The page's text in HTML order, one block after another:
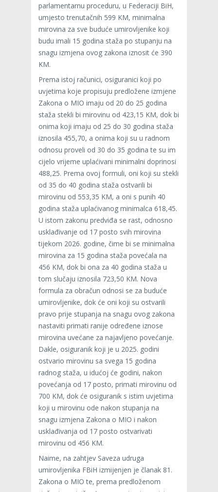
parlamentarnu proceduru, u Federaciji BiH,
umjesto trenutačnih 599 KM, minimalna
mirovina za sve buduće umirovljenike koji
budu imali 15 godina staža po stupanju na
snagu izmjena ovog zakona iznosit će 390
KM.
Prema istoj računici, osiguranici koji po
uvjetima koje propisuju predložene izmjene
Zakona o MIO imaju od 20 do 25 godina
staža stekli bi mirovinu od 423,15 KM, dok bi
onima koji imaju od 25 do 30 godina staža
iznosila 455,70, a onima koji su u radnom
odnosu proveli od 30 do 35 godina te su im
cijelo vrijeme uplaćivani minimalni doprinosi
488,25. Prema ovoj formuli, oni koji su stekli
od 35 do 40 godina staža ostvarili bi
mirovinu od 553,35 KM, a oni s punih 40
godina staža uplaćivanog minimalca 618,45.
U istom zakonu predviđa se rast, odnosno
usklađivanje od 17 posto svih mirovina
tijekom 2026. godine, čime bi se minimalna
mirovina za 15 godina staža povećala na
456 KM, dok bi ona za 40 godina staža u
tom slučaju iznosila 723,50 KM. Nova
formula za obračun odnosi se za buduće
umirovljenike, dok će oni koji su ostvarili
pravo prije stupanja na snagu ovog zakona
nastaviti primati ranije određene iznose
mirovina uvećane za najavljeno povećanje.
Dakle, osiguranik koji je u 2025. godini
ostvario mirovinu sa svega 15 godina
radnog staža, u idućoj će godini, nakon
povećanja od 17 posto, primati mirovinu od
700 KM, dok će osiguranik s istim uvjetima
koji u mirovinu ode nakon stupanja na
snagu izmjena Zakona o MIO i nakon
usklađivanja od 17 posto ostvarivati
mirovinu od 456 KM.
Naime, na zahtjev Saveza udruga
umirovljenika FBiH izmijenjen je članak 81.
Zakona o MIO te, prema predloženom